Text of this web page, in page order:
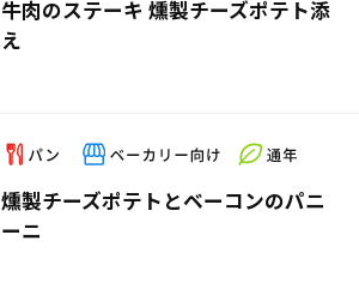
牛肉のステーキ 燻製チーズポテト添
え
燻製チーズポテトとベーコンのパニ
ーニ